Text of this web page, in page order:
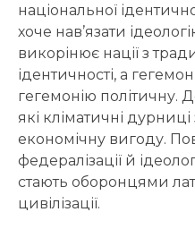
національної
хоче нав’язати
викорінює нації з
ідентичності, а
гегемонію політичну.
які кліматичні
економічну вигоду.
федералізації й
стають оборонцями
цивілізації.